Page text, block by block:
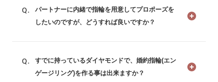
パートナーに内緒で指輪を用意してプロポーズを
したいのですが、どうすれば良いですか？
すでに持っているダイヤモンドで、婚約指輪(エン
ゲージリング)を作る事は出来ますか？